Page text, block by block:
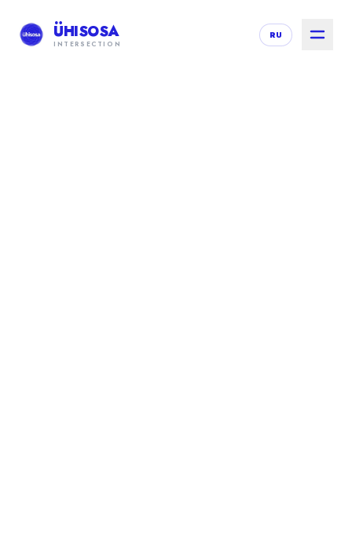
ÜHISOSA
INTERSECTION
RU